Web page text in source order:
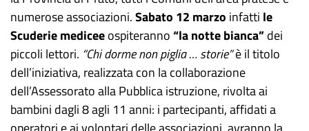
numerose associazioni.Sabato 12 marzo infatti le
Scuderie mediceeospiteranno“la notte bianca”dei
piccoli lettori. “Chi dorme non piglia … storie”è il titolo
dell’iniziativa, realizzata con la collaborazione
dell’Assessorato alla Pubblica istruzione, rivolta ai
bambini dagli 8 agli 11 anni: i partecipanti, affidati a